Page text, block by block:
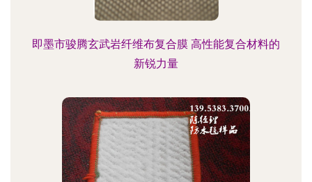
即墨市骏腾玄武岩纤维布复合膜 高性能复合材料的
新锐力量